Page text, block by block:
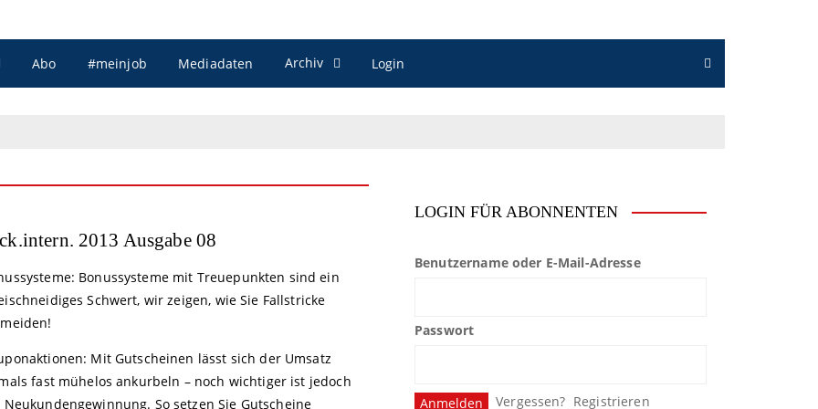
Abo #meinjob Mediadaten Archiv Login
2013 Ausgabe 08
Bonussysteme mit Treuepunkten sind ein
Schwert, wir zeigen, wie Sie Fallstricke
Mit Gutscheinen lässt sich der Umsatz
fast mühelos ankurbeln – noch wichtiger ist jedoch
Neukundengewinnung. So setzen Sie Gutscheine
LOGIN FÜR ABONNENTEN
Benutzername oder E-Mail-Adresse
Passwort
Vergessen? Registrieren